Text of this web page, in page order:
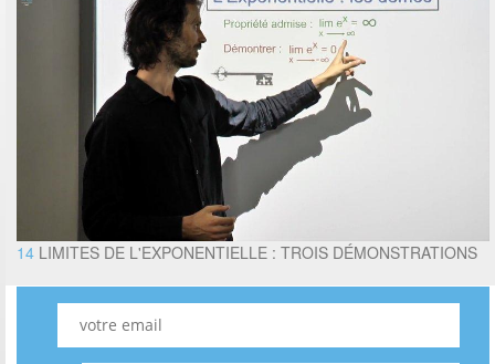
14 LIMITES DE L'EXPONENTIELLE : TROIS DÉMONSTRATIONS